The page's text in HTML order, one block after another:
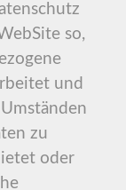
so,
und
zu
oder